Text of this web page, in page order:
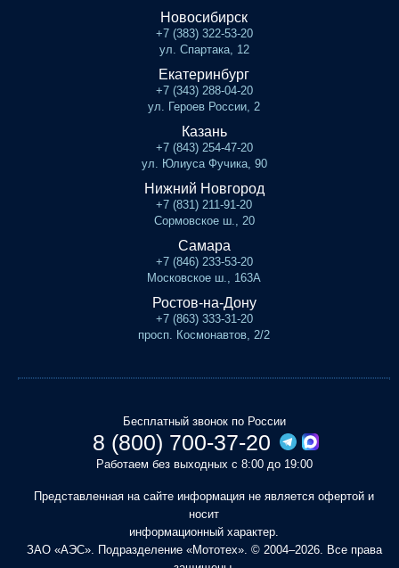
Новосибирск
+7 (383) 322-53-20
ул. Спартака, 12
Екатеринбург
+7 (343) 288-04-20
ул. Героев России, 2
Казань
+7 (843) 254-47-20
ул. Юлиуса Фучика, 90
Нижний Новгород
+7 (831) 211-91-20
Сормовское ш., 20
Самара
+7 (846) 233-53-20
Московское ш., 163А
Ростов-на-Дону
+7 (863) 333-31-20
просп. Космонавтов, 2/2
Бесплатный звонок по России
8 (800) 700-37-20
Работаем без выходных с 8:00 до 19:00
Представленная на сайте информация не является офертой и
носит
информационный характер.
ЗАО «АЭС». Подразделение «Мототех». © 2004–2026. Все права